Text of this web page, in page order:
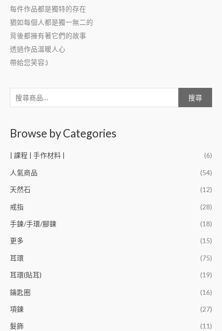
每件作品都是獨特的存在
猶如每個人都是獨一無二的
背後都擁有著它們的故事
透過作品溫暖人心
帶給您笑容:)
搜尋
Browse by Categories
| 課程 | 手作材料 | (6)
人氣商品 (54)
天然石 (12)
戒指 (28)
手鍊/手環/腳鍊 (18)
更多 (15)
耳環 (75)
耳環(貼耳) (19)
鑰匙圈 (16)
項鍊 (27)
髮飾 (11)